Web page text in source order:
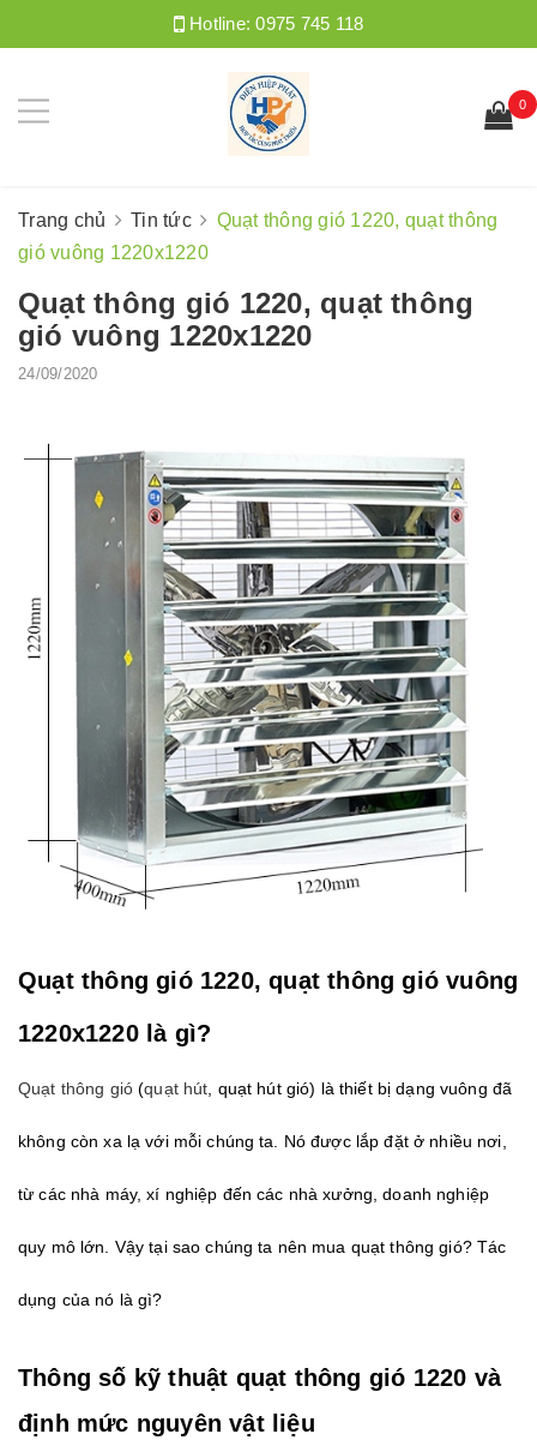
Hotline:0975 745 118
0
Trang chủ Tin tức
Quạt thông gió 1220, quạt thông
gió vuông 1220x1220
Quạt thông gió 1220, quạt thông
gió vuông 1220x1220
24/09/2020
Quạt thông gió 1220, quạt thông gió vuông
1220x1220 là gì?
Quạt thông gió(quạt hút , quạt hút gió) là thiết bị dạng vuông đã
không còn xa lạ với mỗi chúng ta. Nó được lắp đặt ở nhiều nơi,
từ các nhà máy, xí nghiệp đến các nhà xưởng, doanh nghiệp
quy mô lớn. Vậy tại sao chúng ta nên mua quạt thông gió? Tác
dụng của nó là gì?
Thông số kỹ thuật quạt thông gió 1220 và
định mức nguyên vật liệu